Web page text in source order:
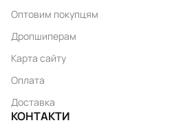
Оптовим покупцям
Дропшиперам
Карта сайту
Оплата
Доставка
КОНТАКТИ